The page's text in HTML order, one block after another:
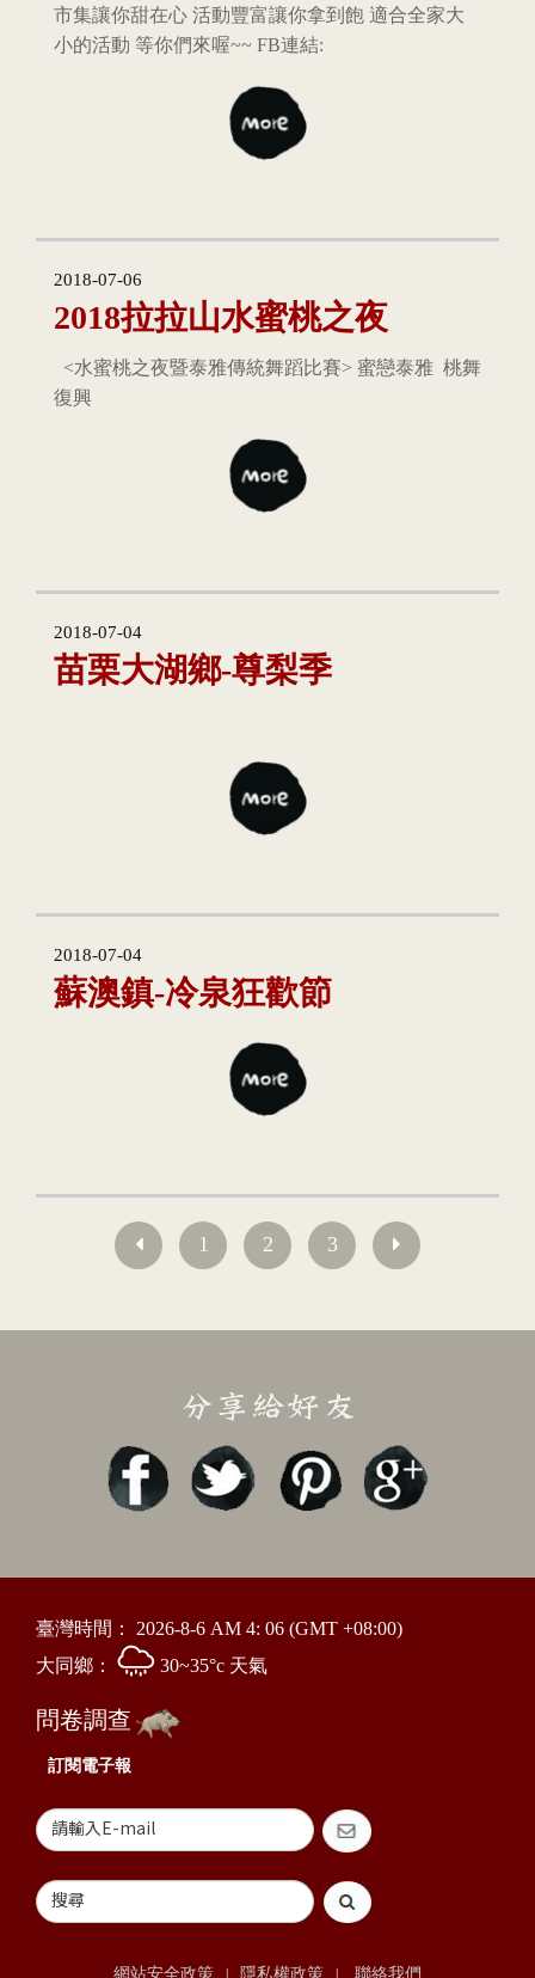
市集讓你甜在心 活動豐富讓你拿到飽 適合全家大
小的活動 等你們來喔~~ FB連結:
2018-07-06
2018拉拉山水蜜桃之夜
<水蜜桃之夜暨泰雅傳統舞蹈比賽> 蜜戀泰雅 桃舞
復興
2018-07-04
苗栗大湖鄉-尊梨季
2018-07-04
蘇澳鎮-冷泉狂歡節
1 2 3
臺灣時間： 2026-8-6 AM 4: 06 (GMT +08:00)
大同鄉：
30~35°c 天氣
問卷調查
訂閱電子報
網站安全政策 隱私權政策 聯絡我們